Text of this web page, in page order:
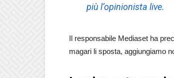
più l’opinionista live.
Il responsabile Mediaset ha
magari li sposta, aggiungiamo